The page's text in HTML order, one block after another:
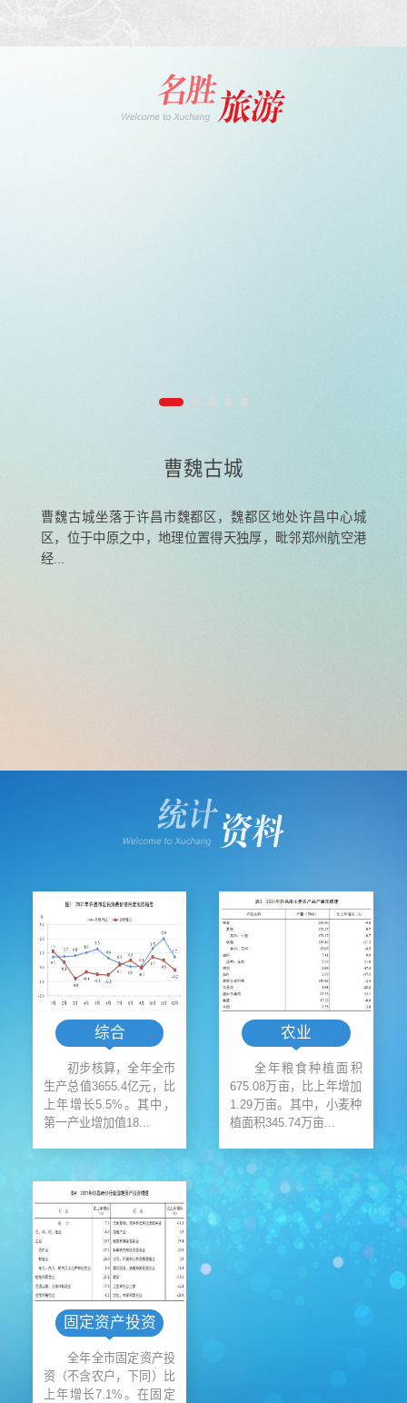
曹魏古城
曹魏古城坐落于许昌市魏都区，魏都区地处许昌中心城
区，位于中原之中，地理位置得天独厚，毗邻郑州航空港
经...
综合
初步核算，全年全市
生产总值3655.4亿元，比
上年增长5.5%。其中，
第一产业增加值18...
农业
全年粮食种植面积
675.08万亩，比上年增加
1.29万亩。其中，小麦种
植面积345.74万亩...
固定资产投资
全年全市固定资产投
资（不含农户，下同）比
上年增长7.1%。在固定